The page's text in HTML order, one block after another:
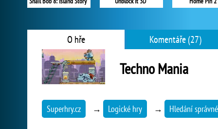
O hře Komentáře (27)
Techno Mania
Superhry.cz → Logické hry → Hledání